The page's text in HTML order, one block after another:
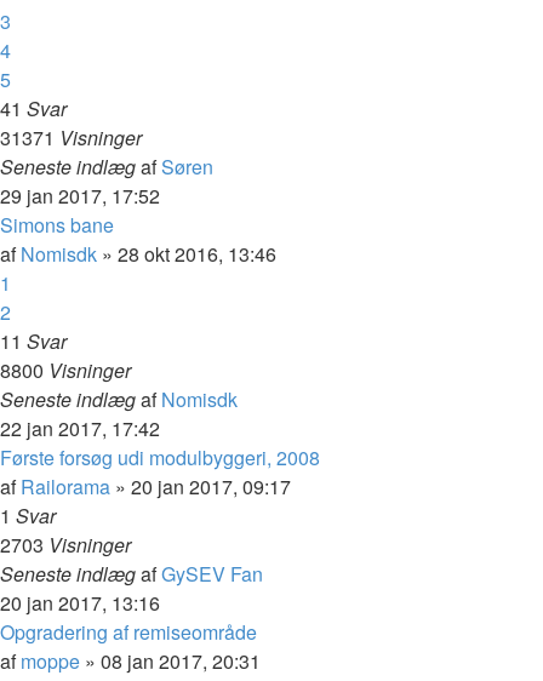
3
4
5
41 Svar
31371 Visninger
Seneste indlægafSøren
29 jan 2017, 17:52
Simons bane
afNomisdk » 28 okt 2016, 13:46
1
2
11 Svar
8800 Visninger
Seneste indlægafNomisdk
22 jan 2017, 17:42
Første forsøg udi modulbyggeri, 2008
afRailorama » 20 jan 2017, 09:17
1 Svar
2703 Visninger
Seneste indlægafGySEV Fan
20 jan 2017, 13:16
Opgradering af remiseområde
afmoppe » 08 jan 2017, 20:31